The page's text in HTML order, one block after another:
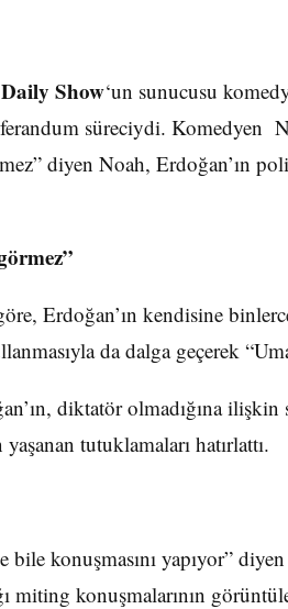
Show‘un sunucusu
süreciydi. Komedyen
diyen Noah, Erdoğan’ın
Erdoğan’ın kendisine
da dalga geçerek
diktatör olmadığına
tutuklamaları hatırlattı.
bile konuşmasını yapıyor”
miting konuşmalarının